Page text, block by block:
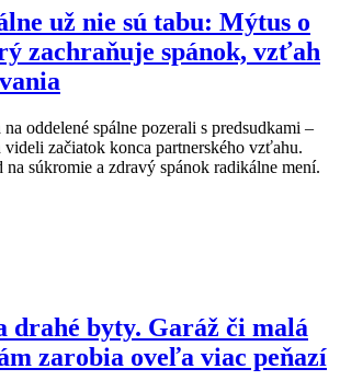
už nie sú tabu: Mýtus o
zachraňuje spánok, vzťah
na oddelené spálne pozerali s predsudkami –
začiatok konca partnerského vzťahu.
na súkromie a zdravý spánok radikálne mení.
drahé byty. Garáž či malá
zarobia oveľa viac peňazí